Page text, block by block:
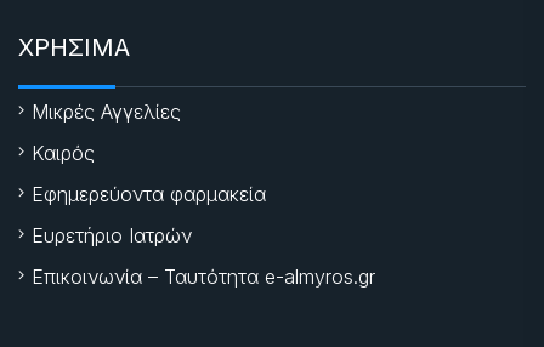
ΧΡΗΣΙΜΑ
Μικρές Αγγελίες
Καιρός
Εφημερεύοντα φαρμακεία
Ευρετήριο Ιατρών
Επικοινωνία – Ταυτότητα e-almyros.gr